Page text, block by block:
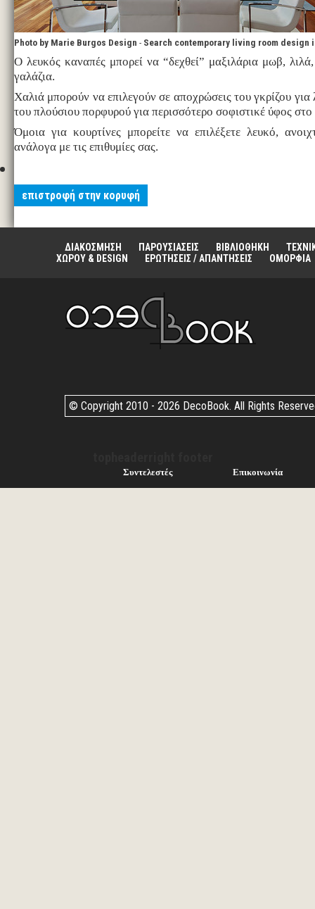
Photo by Marie Burgos Design - Search contemporary living room design
Ο λευκός καναπές μπορεί να “δεχθεί” μαξιλάρια μωβ,
γαλάζια.
Χαλιά μπορούν να επιλεγούν σε αποχρώσεις του γκρίζου
του πλούσιου πορφυρού για περισσότερο σοφιστικέ ύφος
Όμοια για κουρτίνες μπορείτε να επιλέξετε λευκό,
ανάλογα με τις επιθυμίες σας.
επιστροφή στην κορυφή
ΔΙΑΚΟΣΜΗΣΗ ΠΑΡΟΥΣΙΑΣΕΙΣ ΒΙΒΛΙΟΘΗΚΗ
ΧΩΡΟΥ & DESIGN
ΕΡΩΤΗΣΕΙΣ / ΑΠΑΝΤΗΣΕΙΣ ΟΜΟΡΦΙΑ
© Copyright 2010 - 2026 DecoBook. All Rights
Συντελεστές Επικοινωνία